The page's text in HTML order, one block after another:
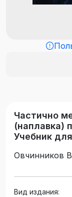
Частично
(наплавка)
Учебник
Овчинников
Вид издания: